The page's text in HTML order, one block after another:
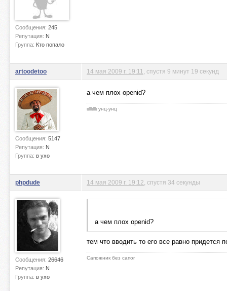
Сообщения: 245
Репутация: N
Группа: Кто попало
artoodetoo
Сообщения: 5147
Репутация: N
Группа: в ухо
14 мая 2009 г. 19:11 , спустя 9 минут 19 секунд
а чем плох openid?
ιιlllιlllι унц-унц
phpdude
Сообщения: 26646
Репутация: N
Группа: в ухо
14 мая 2009 г. 19:12 , спустя 34 секунды
а чем плох openid?
тем что вводить то его все равно придется
Сапожник без сапог